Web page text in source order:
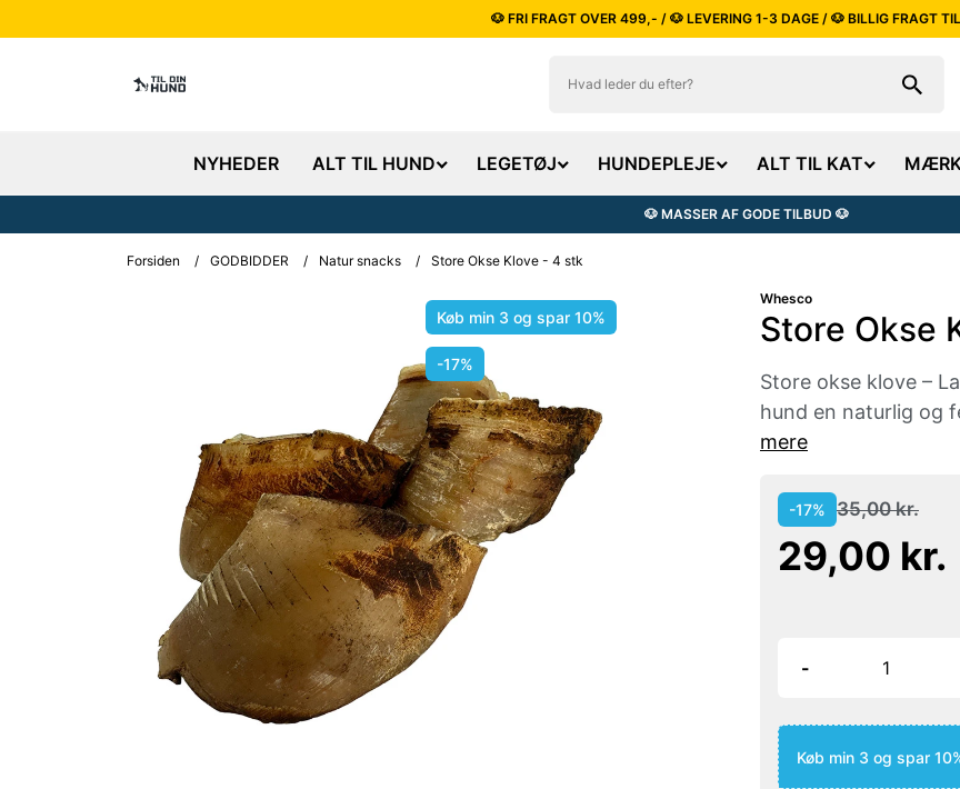
🐶 FRI FRAGT OVER 499,- / 🐶 LEVERING 1-3 DAGE / 🐶 BILLIG FRAGT
NYHEDER ALT TIL HUND LEGETØJ HUNDEPLEJE ALT TIL KAT
🐶 MASSER AF GODE TILBUD 🐶
Forsiden / GODBIDDER / Natur snacks / Store Okse Klove - 4 stk
Køb min 3 og spar 10%
-17%
Whesco
Store Okse
Store okse klove –
hund en naturlig og
mere
-17% 35,00 kr.
29,00 kr.
-
Køb min 3 og spar